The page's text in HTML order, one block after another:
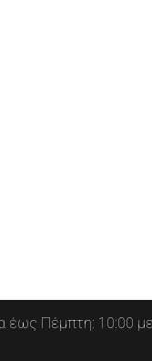
έως Πέμπτη: 10:00